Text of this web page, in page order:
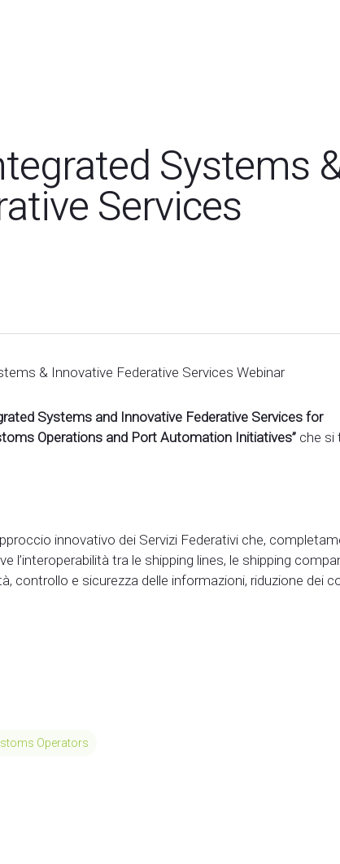
Systems
Services
& Innovative Federative Services Webinar
Systems and Innovative Federative Services for
Operations and Port Automation Initiatives” che si
innovativo dei Servizi Federativi che,
l’interoperabilità tra le shipping lines, le shipping
controllo e sicurezza delle informazioni, riduzione dei
Operators